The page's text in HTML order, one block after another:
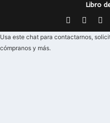
Libro
Usa este chat para contactarnos,
cómpranos y más.